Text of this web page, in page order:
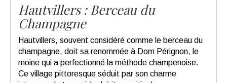
Hautvillers : Berceau du
Champagne
Hautvillers, souvent considéré comme le berceau du
champagne, doit sa renommée à Dom Pérignon, le
moine qui a perfectionné la méthode champenoise.
Ce village pittoresque séduit par son charme